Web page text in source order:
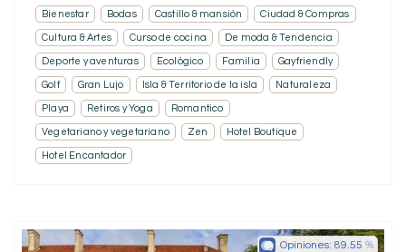
Bienestar Bodas Castillo & mansión Ciudad & Compras
Cultura & Artes Curso de cocina De moda & Tendencia
Deporte y aventuras Ecológico Familia Gayfriendly
Golf Gran Lujo Isla & Territorio de la isla Naturaleza
Playa Retiros y Yoga Romantico
Vegetariano y vegetariano Zen Hotel Boutique
Hotel Encantador
Opiniones: 89.55